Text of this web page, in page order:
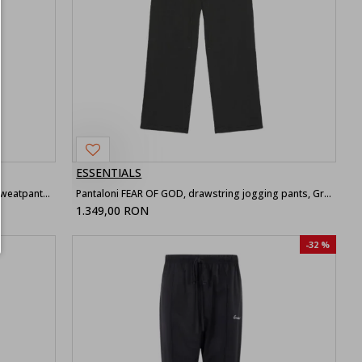
Pantaloni FEAR OF GOD, Essentials Classic sweatpants, Relaxed fit
ESSENTIALS
Pantaloni FEAR OF GOD, drawstring jogging pants, Gray
1.349,00 RON
-32 %